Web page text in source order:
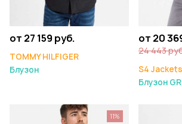
от 27 159 руб.
TOMMY HILFIGER
Блузон
от 20
24 443
S4 Jackets
Блузон
11%